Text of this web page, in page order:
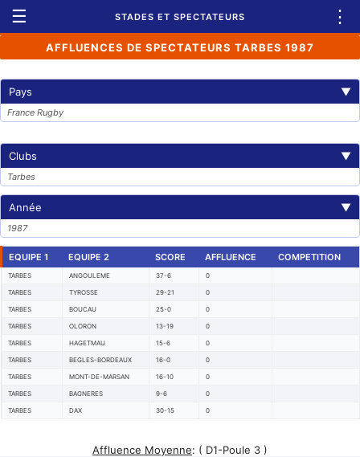
☰ STADES ET SPECTATEURS ⋮
AFFLUENCES DE SPECTATEURS TARBES 1987
Pays ▼
France Rugby
Clubs ▼
Tarbes
Année ▼
1987
EQUIPE 1 EQUIPE 2 SCORE AFFLUENCE COMPETITION
TARBES ANGOULEME 37-6 0
TARBES TYROSSE 29-21 0
TARBES BOUCAU 25-0 0
TARBES OLORON 13-19 0
TARBES HAGETMAU 15-6 0
TARBES BEGLES-BORDEAUX 16-0 0
TARBES MONT-DE-MARSAN 16-10 0
TARBES BAGNERES 9-6 0
TARBES DAX 30-15 0
Affluence Moyenne: ( D1-Poule 3 )